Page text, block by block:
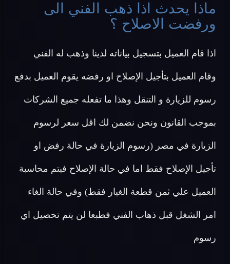
ماذا يحدث اذا ذهب الفني الى
ورفضت الاصلاح ؟
اذا قام العميل بتسجيل بياناته لدينا وذهب له الفني
وقام العميل بتأجيل الإصلاح او رفضه يقوم العميل بدفع
رسوم للزيارة و التنقل وهذا ما تفعله جميع الشركات
بموجب القانون ونحن نضمن لك اقل سعر لرسوم
الزيارة في مصر (رسوم الزيارة في حالة رفض او
تأجيل الإصلاح فقط اما في حالة الإصلاح فيتم محاسبة
العميل علي ثمن قطعة الغيار فقط) وفي حالة الغاء
امر الشغل قبل ذهاب الفني فطبعا لن يتم تحصيل اي
رسوم